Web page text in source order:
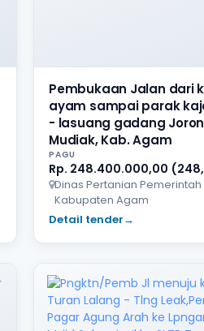
Pembukaan Jalan dari
ayam sampai parak
- lasuang gadang
Mudiak, Kab. Agam
PAGU
Rp. 248.400.000,00
Dinas Pertanian
Kabupaten Agam
Detail tender→